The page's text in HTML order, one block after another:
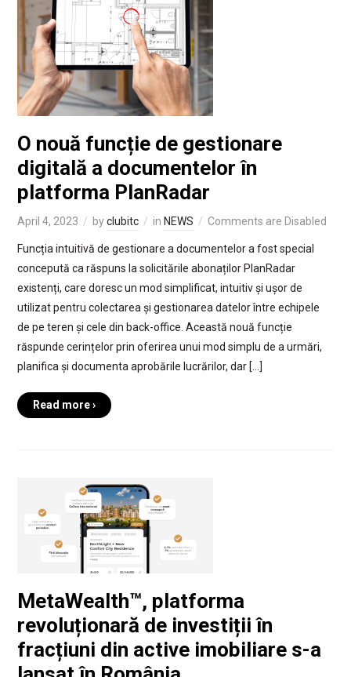
O nouă funcție de gestionare
digitală a documentelor în
platforma PlanRadar
April 4, 2023 byclubitc in NEWS Comments are Disabled
Funcția intuitivă de gestionare a documentelor a fost special
concepută ca răspuns la solicitările abonaților PlanRadar
existenți, care doresc un mod simplificat, intuitiv și ușor de
utilizat pentru colectarea și gestionarea datelor între echipele
de pe teren și cele din back-office. Această nouă funcție
răspunde cerințelor prin oferirea unui mod simplu de a urmări,
planifica și documenta aprobările lucrărilor, dar […]
Read more ›
MetaWealth™, platforma
revoluționară de investiții în
fracțiuni din active imobiliare s-a